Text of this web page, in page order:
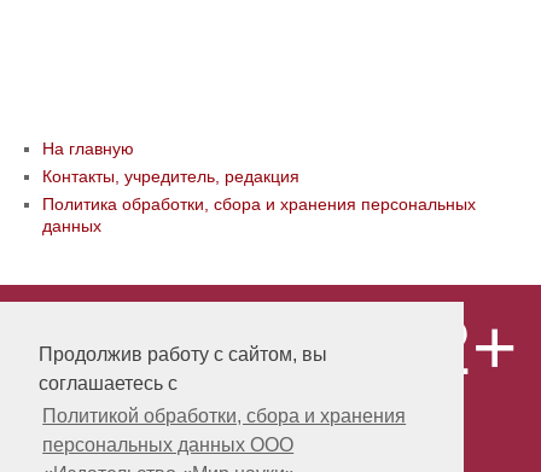
Продолжив работу с сайтом, вы
соглашаетесь с
Политикой обработки, сбора и хранения
персональных данных ООО
На главную
Контакты, учредитель, редакция
Политика обработки, сбора и хранения персональных
данных
«Publishing company «World of science»,
LLC Материалы, размещенные на сайте,
охраняются Законом о защите авторских
прав. Публикация любых материалов
этого сайта запрещена без
предварительного согласования с
12+